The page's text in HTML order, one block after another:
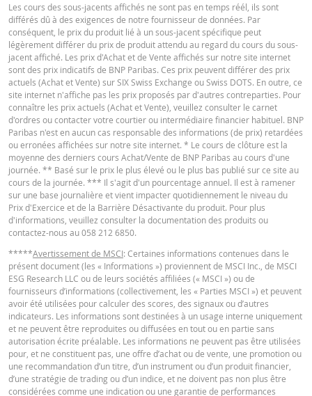
PÉRIODE
1 Jour 1 Semaine 1 An
SITUATION
ACTUELLE
NOUVELLE
SITUATION
Prix de
référence
234,306 -
Niveau de
financement
277,0893 -
Barrière
désactivante
263,33 -
Levier 5,46
-
Valeur
position (CHF)
4,28 -
Mini Future
(CHF)
4,28 -
Français
Deutsch PDF
English
PROSPECTUS DE BASE
TERMSHEET
Français (Suisse) PDF
FINAL TERMS
Les cours des sous-jacents affichés ne sont pas en temps réél, ils sont
différés dû à des exigences de notre fournisseur de données. Par
conséquent, le prix du produit lié à un sous-jacent spécifique peut
légèrement différer du prix de produit attendu au regard du cours du sous-
jacent affiché. Les prix d'Achat et de Vente affichés sur notre site internet
sont des prix indicatifs de BNP Paribas. Ces prix peuvent différer des prix
actuels (Achat et Vente) sur SIX Swiss Exchange ou Swiss DOTS. En outre, ce
site internet n'affiche pas les prix proposés par d'autres contreparties. Pour
connaître les prix actuels (Achat et Vente), veuillez consulter le carnet
d'ordres ou contacter votre courtier ou intermédiaire financier habituel. BNP
Paribas n'est en aucun cas responsable des informations (de prix) retardées
ou erronées affichées sur notre site internet. * Le cours de clôture est la
moyenne des derniers cours Achat/Vente de BNP Paribas au cours d'une
journée. ** Basé sur le prix le plus élevé ou le plus bas publié sur ce site au
cours de la journée. *** Il s'agit d'un pourcentage annuel. Il est à ramener
sur une base journalière et vient impacter quotidiennement le niveau du
Prix d'Exercice et de la Barrière Désactivante du produit. Pour plus
d'informations, veuillez consulter la documentation des produits ou
contactez-nous au 058 212 6850.
*****Avertissement de MSCI: Certaines informations contenues dans le
présent document (les « Informations ») proviennent de MSCI Inc., de MSCI
ESG Research LLC ou de leurs sociétés affiliées (« MSCI ») ou de
fournisseurs d’informations (collectivement, les « Parties MSCI ») et peuvent
avoir été utilisées pour calculer des scores, des signaux ou d’autres
indicateurs. Les informations sont destinées à un usage interne uniquement
et ne peuvent être reproduites ou diffusées en tout ou en partie sans
autorisation écrite préalable. Les informations ne peuvent pas être utilisées
pour, et ne constituent pas, une offre d’achat ou de vente, une promotion ou
une recommandation d’un titre, d’un instrument ou d’un produit financier,
d’une stratégie de trading ou d’un indice, et ne doivent pas non plus être
considérées comme une indication ou une garantie de performances